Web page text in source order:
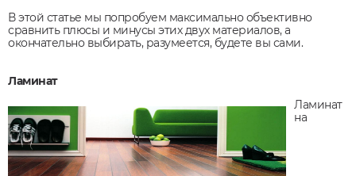
В этой статье мы попробуем максимально объективно
сравнить плюсы и минусы этих двух материалов, а
окончательно выбирать, разумеется, будете вы сами.
Ламинат
Ламинат
на